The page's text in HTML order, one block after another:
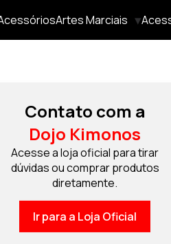
Artes Marciais
Contato com a
Dojo Kimonos
Acesse a loja oficial para tirar
dúvidas ou comprar produtos
diretamente.
Ir para a Loja Oficial